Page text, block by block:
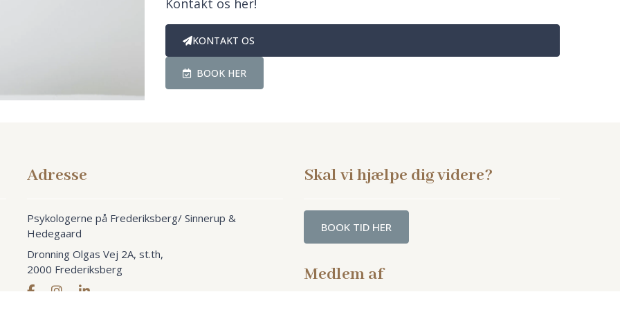
KONTAKT OS
BOOK HER
Adresse
Psykologerne på Frederiksberg/ Sinnerup &
Hedegaard
Dronning Olgas Vej 2A, st.th,
2000 Frederiksberg
Skal vi hjælpe dig videre?
BOOK TID HER
Medlem af
Cookiepolitik